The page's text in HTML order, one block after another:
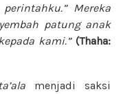
Mereka
patung anak
kami.” (Thaha:
menjadi saksi